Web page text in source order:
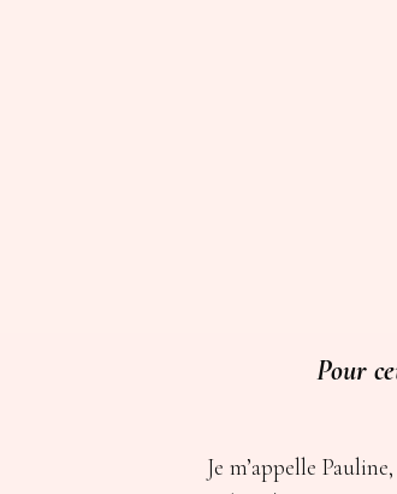
Pour
Je m’appelle